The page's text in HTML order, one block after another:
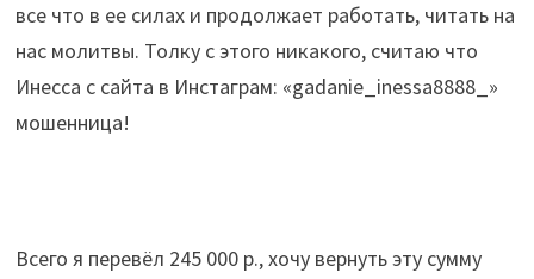
все что в ее силах и продолжает работать, читать на
нас молитвы. Толку с этого никакого, считаю что
Инесса с сайта в Инстаграм: «gadanie_inessa8888_»
мошенница!
Всего я перевёл 245 000 р., хочу вернуть эту сумму